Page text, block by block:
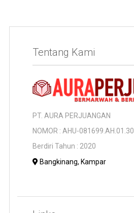
Tentang Kami
PT. AURA PERJUANGAN
NOMOR : AHU-081699.AH.01.30.
Berdiri Tahun : 2020
Bangkinang, Kampar